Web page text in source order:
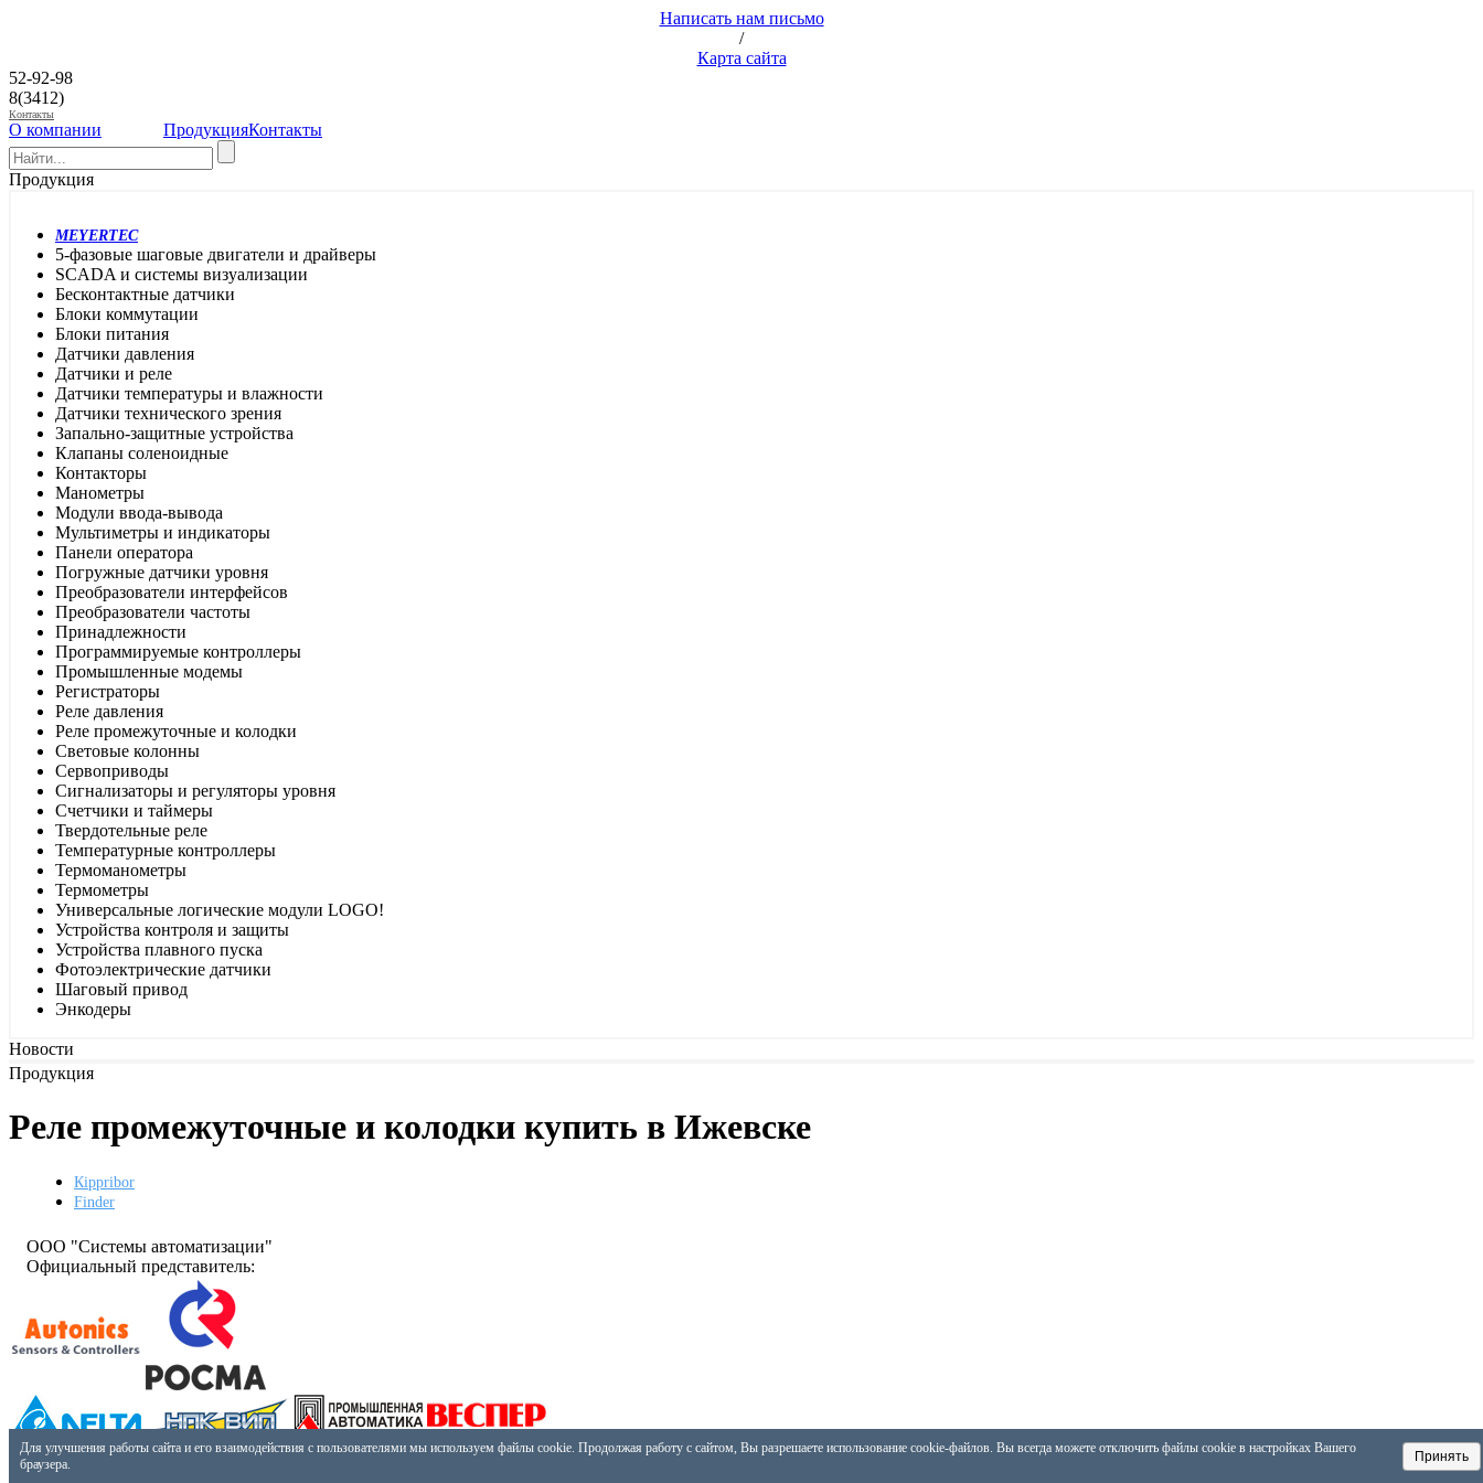
Написать нам письмо
/
Карта сайта
52-92-98
8(3412)
Контакты
О компании ПродукцияКонтакты
Продукция
MEYERTEC
5-фазовые шаговые двигатели и драйверы
SCADA и системы визуализации
Бесконтактные датчики
Блоки коммутации
Блоки питания
Датчики давления
Датчики и реле
Датчики температуры и влажности
Датчики технического зрения
Запально-защитные устройства
Клапаны соленоидные
Контакторы
Манометры
Модули ввода-вывода
Мультиметры и индикаторы
Панели оператора
Погружные датчики уровня
Преобразователи интерфейсов
Преобразователи частоты
Принадлежности
Программируемые контроллеры
Промышленные модемы
Регистраторы
Реле давления
Реле промежуточные и колодки
Световые колонны
Сервоприводы
Сигнализаторы и регуляторы уровня
Счетчики и таймеры
Твердотельные реле
Температурные контроллеры
Термоманометры
Термометры
Универсальные логические модули LOGO!
Устройства контроля и защиты
Устройства плавного пуска
Фотоэлектрические датчики
Шаговый привод
Энкодеры
Новости
Продукция
Реле промежуточные и колодки купить в Ижевске
Кippribor
Finder
ООО "Системы автоматизации"
Официальный представитель:
Разработано:СКБ-44
Телефон: +7 (3412) 24-24-07
Для улучшения работы сайта и его взаимодействия с пользователями мы используем файлы cookie. Продолжая работу с сайтом, Вы разрешаете использование cookie-файлов. Вы всегда можете отключить файлы cookie в настройках Вашего
браузера.
Принять